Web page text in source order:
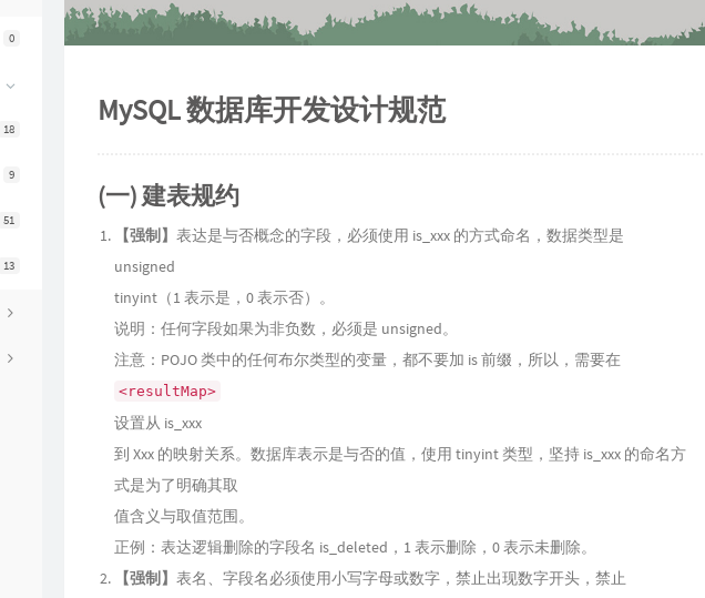
0
18
9
51
13
MySQL 数据库开发设计规范
(一) 建表规约
【强制】 表达是与否概念的字段，必须使用 is_xxx 的方式命名，数据类型是
unsigned
tinyint（1 表示是，0 表示否）。
说明：任何字段如果为非负数，必须是 unsigned。
注意：POJO 类中的任何布尔类型的变量，都不要加 is 前缀，所以，需要在
<resultMap>
设置从 is_xxx
到 Xxx 的映射关系。数据库表示是与否的值，使用 tinyint 类型，坚持 is_xxx 的命名方
式是为了明确其取
值含义与取值范围。
正例：表达逻辑删除的字段名 is_deleted，1 表示删除，0 表示未删除。
【强制】 表名、字段名必须使用小写字母或数字，禁止出现数字开头，禁止